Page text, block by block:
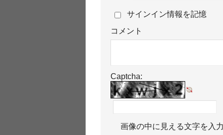
サインイン情報を記憶
コメント
Captcha:
画像の中に見える文字を入